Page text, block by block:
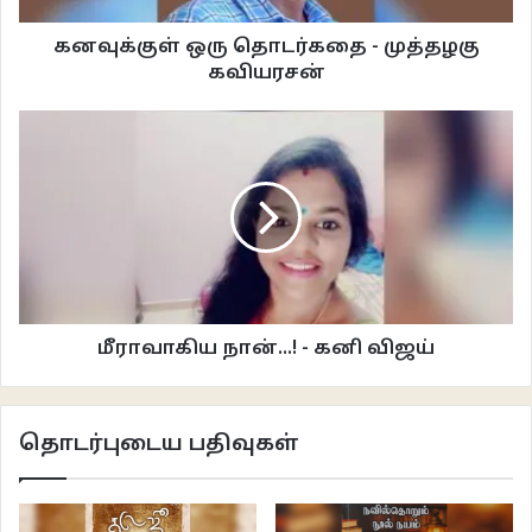
ஆனால் இவை எல்லாம் 2021 முதல் ஆட்டம் காண ஆரம்பித்தது. முதலில் அவரது
பேட்டிங். இரண்டு ஆண்டுகளாக சர்வதேச கிரிக்கெட்டில் சதங்கள் வரவில்லை.
சாம்பியன்ஷிப் இறுதிப் போட்டியில் ஏற்பட்ட தோல்வி வந்தது.
இறுதிப்போட்டிக்கு வீரர்கள் தேர்வு சரியாக இல்லை என்றும் அந்தப் போட்டி
முடிந்ததும் கோலி வர வர அணுக முடியாத கேப்டனாக மாறிவிட்டார் என சில
வீரர்கள் குற்றஞ்சாட்டியதாகவும் ஒரு தகவல் கசிந்தது. இதற்கு பிசிசிஐ மறுப்பு
தெரிவித்தாலும் அதன் பின்பு நடந்த சம்பவங்கள் எல்லாம் இதைச் சுற்றித்தான்
சுழன்றன. பெரிய கோப்பை எதுவும் வெல்லாததை காரணமாக வைத்து தான் டி20
கேப்டன் பதவியில் இருந்து விராட் விலகும் நிலை வந்தது. தானே விலகுவது
பறிக்கப்பட்டது. அடுத்து அவரே டெஸ்ட் கேப்டன் பொறுப்பிலிருந்தும் தன்னை
விடுவித்துக்கொண்டார். கங்குலியுடன் சில முட்டல் மோதல்கள் வேறு.
சரி இப்போது விஷயத்துக்கு வருவோம். கோலி தனது பழைய ஃபார்முக்கு வர
கனவுக்குள் ஒரு தொடர்கதை - முத்தழகு
கவியரசன்
மீராவாகிய நான்...! - கனி விஜய்
தொடர்புடைய பதிவுகள்